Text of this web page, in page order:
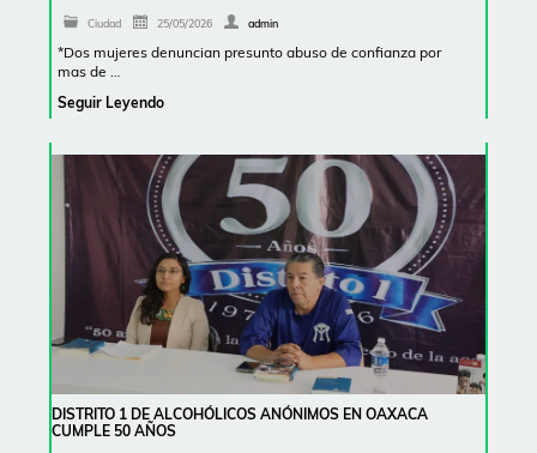
Ciudad 25/05/2026 admin
*Dos mujeres denuncian presunto abuso de confianza por
mas de …
Seguir Leyendo
DISTRITO 1 DE ALCOHÓLICOS ANÓNIMOS EN OAXACA
CUMPLE 50 AÑOS